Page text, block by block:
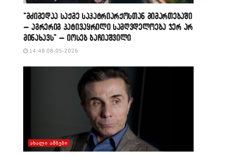
“მძიმედაა საქმე საპატრიარქოსთან მიმართებაში
– აგრერიგ პატივაყრილი სამღვდელოება ჯერ არ
მინახავს” – იოსებ ბაჩიაშვილი
14:48 08-05-2026
ᲐᲮᲐᲚᲘ ᲐᲛᲑᲔᲑᲘ